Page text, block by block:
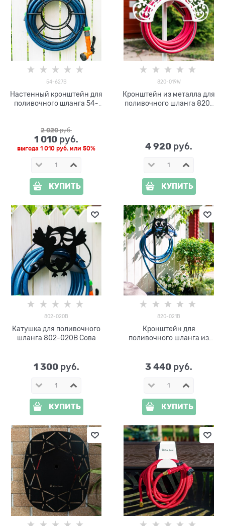
54-627B
Настенный кронштейн для
поливочного шланга 54-
2 020 руб.
1 010 руб.
выгода 1 010 руб. или 50%
КУПИТЬ
820-019W
Кронштейн из металла для
поливочного шланга 820-
4 920 руб.
КУПИТЬ
802-020B
Катушка для поливочного
шланга 802-020B Сова
1 300 руб.
КУПИТЬ
820-021B
Кронштейн для
поливочного шланга из
3 440 руб.
КУПИТЬ